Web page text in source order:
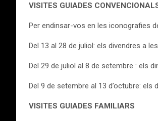
VISITES GUIADES
Per endinsar-vos en les iconografies
Del 13 al 28 de juliol: els divendres a
Del 29 de juliol al 8 de setembre : els
Del 9 de setembre al 13 d’octubre:
VISITES GUIADES FAMILIARS